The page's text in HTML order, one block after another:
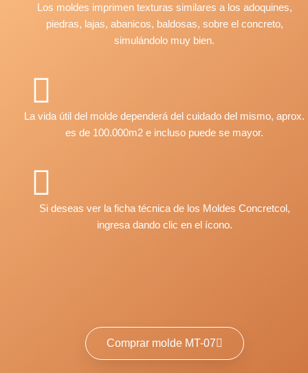
Los moldes imprimen texturas similares a los adoquines,
piedras, lajas, abanicos, baldosas, sobre el concreto,
simulándolo muy bien.
La vida útil del molde dependerá del cuidado del mismo, aprox.
es de 100.000m2 e incluso puede se mayor.
Si deseas ver la ficha técnica de los Moldes Concretcol,
ingresa dando clic en el ícono.
Comprar molde MT-07